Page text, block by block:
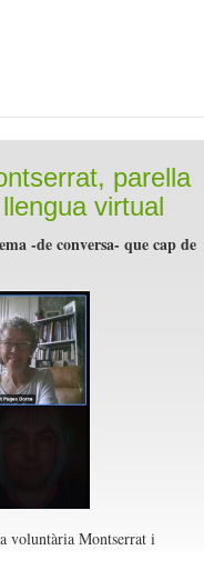
parella
virtual
-de conversa- que cap de
voluntària Montserrat i